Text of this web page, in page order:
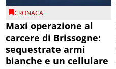
CRONACA
Maxi operazione al
carcere di Brissogne:
sequestrate armi
bianche e un cellulare